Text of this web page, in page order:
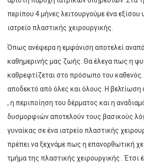
περίπου 4 μήνες λειτουργούμε ένα
ιατρείο πλαστικής χειρουργικής.
Όπως ανέφερα η εμφάνιση αποτελεί
καθημερινής μας ζωής. Θα έλεγα πως η
καθρεφτίζεται στο πρόσωπο του καθενός.
αποδεκτό από όλες και όλους. Η βελτίωση
, η περιποίηση του δέρματος και η
δυσμορφιών αποτελούν τους βασικούς
γυναίκας σε ένα ιατρείο πλαστικής
πρέπει να ξεχνάμε πως η επανορθωτική
τμήμα της πλαστικής χειρουργικής . Έτσι